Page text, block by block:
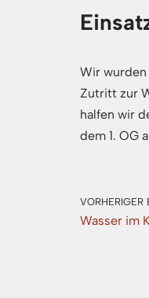
Wir
Zutritt zur
halfen wir
dem 1. OG
VORHERIGER
Wasser im